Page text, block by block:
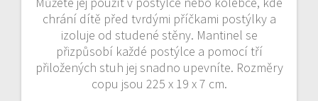
chrání dítě před tvrdými příčkami postýlky a
izoluje od studené stěny. Mantinel se
přizpůsobí každé postýlce a pomocí tří
přiložených stuh jej snadno upevníte. Rozměry
copu jsou 225 x 19 x 7 cm.